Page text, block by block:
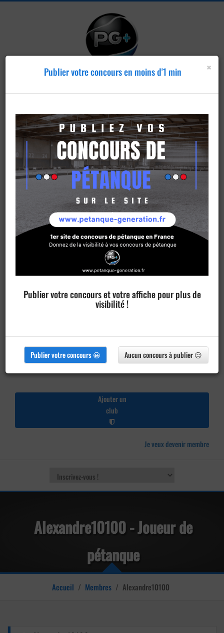
Publier un
concours
Ajouter un
club
Je veux devenir membre
Alexandre10100 - Joueur de
pétanque
Accueil / Membres / Alexandre10100
×
Publier votre concours en moins d'1 min
Publier votre concours et votre affiche pour plus de
visibilité !
Publier votre concours 😀 Aucun concours à publier 😐